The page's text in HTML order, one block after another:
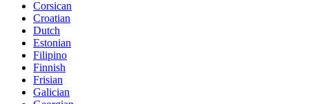
Corsican
Croatian
Dutch
Estonian
Filipino
Finnish
Frisian
Galician